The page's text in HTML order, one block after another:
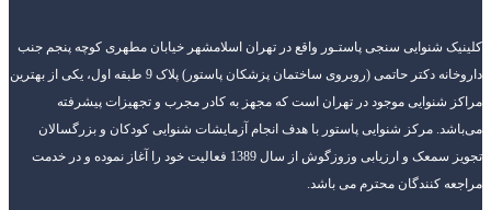
کلینیک شنوایی سنجی پاستـور واقع در تهران اسلامشهر خیابان مطهری کوچه پنجم جنب
داروخانه دکتر حاتمی (روبروی ساختمان پزشکان پاستور) پلاک 9 طبقه اول، یکی از بهترین
مراکز شنوایی موجود در تهران است که مجهز به کادر مجرب و تجهیزات پیشرفته
می‌باشد. مرکز شنوایی پاستور با هدف انجام آزمایشات شنوایی کودکان و بزرگسالان
تجویز سمعک و ارزیابی وزوزگوش از سال 1389 فعالیت خود را آغاز نموده و در خدمت
مراجعه کنندگان محترم می باشد.